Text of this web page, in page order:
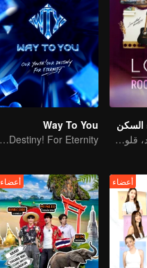
تحت سقف واحد، قلوب مفتوحة! حب خاص لزملاء الغرفة في LOVE(X)
Way To You
Our Youth! Our Destiny! For Eternity
أعضاء أعضاء